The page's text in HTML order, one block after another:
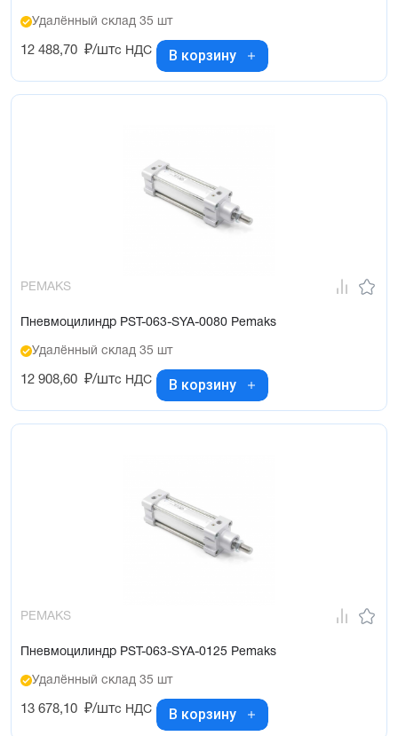
Удалённый склад 35 шт
12 488,70 ₽/штс НДС В корзину
PEMAKS
Пневмоцилиндр PST-063-SYA-0080 Pemaks
Удалённый склад 35 шт
12 908,60 ₽/штс НДС В корзину
PEMAKS
Пневмоцилиндр PST-063-SYA-0125 Pemaks
Удалённый склад 35 шт
13 678,10 ₽/штс НДС В корзину